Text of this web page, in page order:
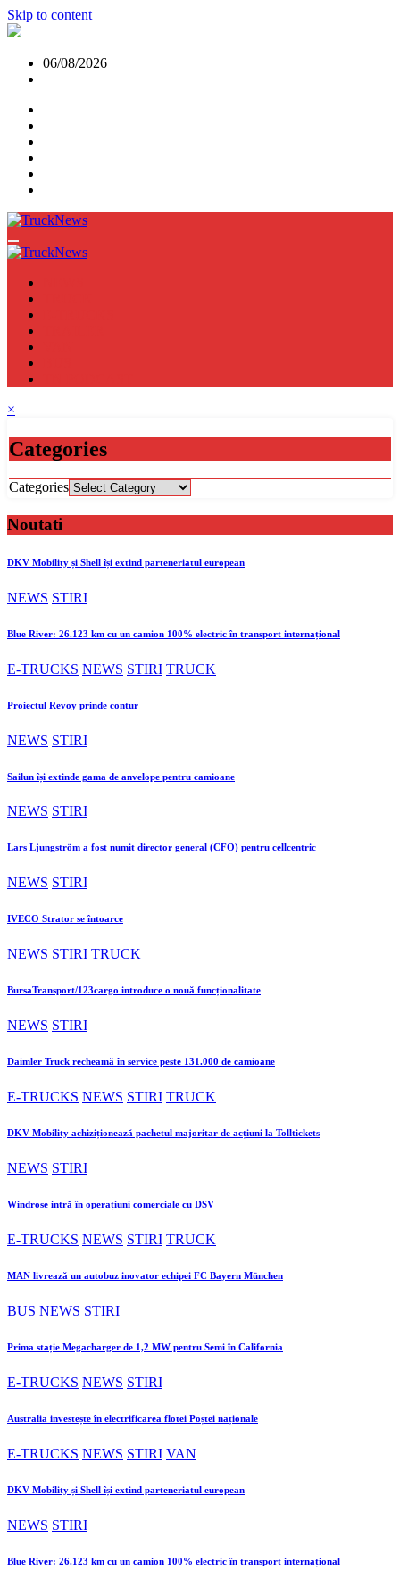
Skip to content
06/08/2026
×
Categories
Categories
Noutati
DKV Mobility și Shell își extind parteneriatul european
NEWS STIRI
Blue River: 26.123 km cu un camion 100% electric în transport internațional
E-TRUCKS NEWS STIRI TRUCK
Proiectul Revoy prinde contur
NEWS STIRI
Sailun își extinde gama de anvelope pentru camioane
NEWS STIRI
Lars Ljungström a fost numit director general (CFO) pentru cellcentric
NEWS STIRI
IVECO Strator se întoarce
NEWS STIRI TRUCK
BursaTransport/123cargo introduce o nouă funcționalitate
NEWS STIRI
Daimler Truck recheamă în service peste 131.000 de camioane
E-TRUCKS NEWS STIRI TRUCK
DKV Mobility achiziționează pachetul majoritar de acțiuni la Tolltickets
NEWS STIRI
Windrose intră în operațiuni comerciale cu DSV
E-TRUCKS NEWS STIRI TRUCK
MAN livrează un autobuz inovator echipei FC Bayern München
BUS NEWS STIRI
Prima stație Megacharger de 1,2 MW pentru Semi în California
E-TRUCKS NEWS STIRI
Australia investește în electrificarea flotei Poștei naționale
E-TRUCKS NEWS STIRI VAN
DKV Mobility și Shell își extind parteneriatul european
NEWS STIRI
Blue River: 26.123 km cu un camion 100% electric în transport internațional